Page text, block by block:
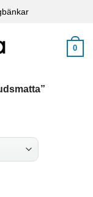
0